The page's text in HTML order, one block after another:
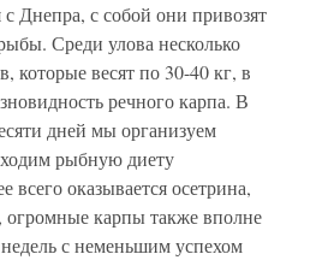
с Днепра, с собой они привозят
Среди улова несколько
которые весят по 30-40 кг, в
речного карпа. В
дней мы организуем
рыбную диету
всего оказывается осетрина,
огромные карпы также вполне
с неменьшим успехом